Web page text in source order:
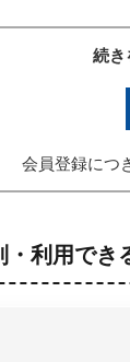
続き
会員登録につ
・利用でき